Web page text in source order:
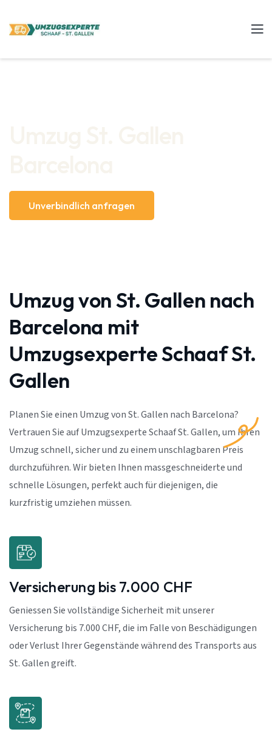
Unverbindlich anfragen
Umzug von St. Gallen nach
Barcelona mit
Umzugsexperte Schaaf St.
Gallen
Planen Sie einen Umzug von St. Gallen nach Barcelona?
Vertrauen Sie auf Umzugsexperte Schaaf St. Gallen, um Ihren
Umzug schnell, sicher und zu einem unschlagbaren Preis
durchzuführen. Wir bieten Ihnen massgeschneiderte und
schnelle Lösungen, perfekt auch für diejenigen, die
kurzfristig umziehen müssen.
Versicherung bis 7.000 CHF
Geniessen Sie vollständige Sicherheit mit unserer
Versicherung bis 7.000 CHF, die im Falle von Beschädigungen
oder Verlust Ihrer Gegenstände während des Transports aus
St. Gallen greift.